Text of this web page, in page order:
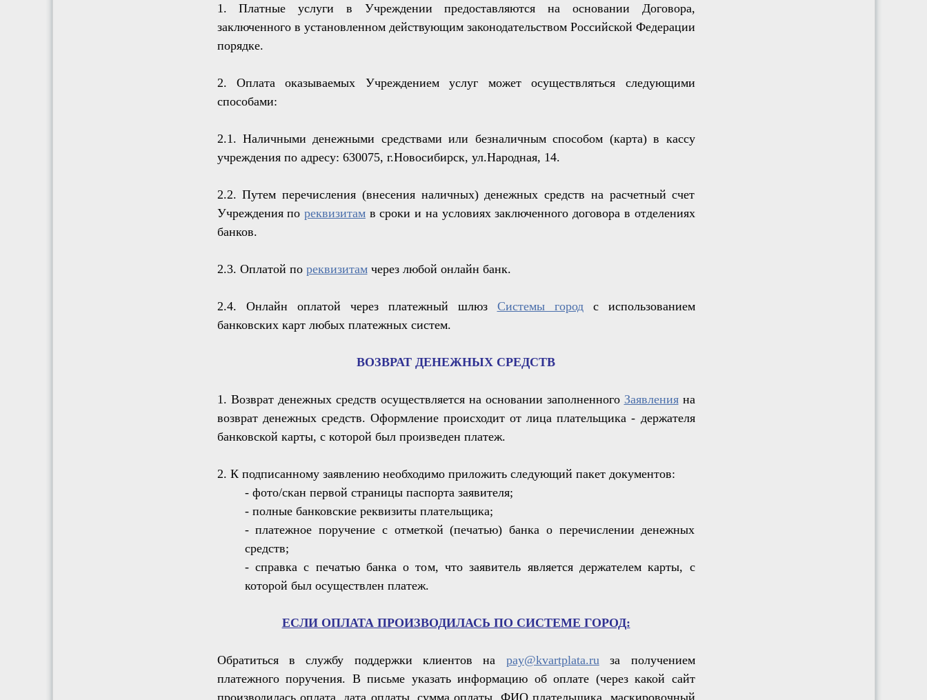
1. Платные услуги в Учреждении предоставляются на основании Договора,
заключенного в установленном действующим законодательством Российской Федерации
порядке.
2. Оплата оказываемых Учреждением услуг может осуществляться следующими
способами:
2.1. Наличными денежными средствами или безналичным способом (карта) в кассу
учреждения по адресу: 630075, г.Новосибирск, ул.Народная, 14.
2.2. Путем перечисления (внесения наличных) денежных средств на расчетный счет
Учреждения по реквизитамв сроки и на условиях заключенного договора в отделениях
банков.
2.3. Оплатой по реквизитамчерез любой онлайн банк.
2.4. Онлайн оплатой через платежный шлюз Системы городс использованием
банковских карт любых платежных систем.
ВОЗВРАТ ДЕНЕЖНЫХ СРЕДСТВ
1. Возврат денежных средств осуществляется на основании заполненного Заявленияна
возврат денежных средств. Оформление происходит от лица плательщика - держателя
банковской карты, с которой был произведен платеж.
2. К подписанному заявлению необходимо приложить следующий пакет документов:
- фото/скан первой страницы паспорта заявителя;
- полные банковские реквизиты плательщика;
- платежное поручение с отметкой (печатью) банка о перечислении денежных
средств;
- справка с печатью банка о том, что заявитель является держателем карты, с
которой был осуществлен платеж.
ЕСЛИ ОПЛАТА ПРОИЗВОДИЛАСЬ ПО СИСТЕМЕ ГОРОД:
Обратиться в службу поддержки клиентов на pay@kvartplata.ru за получением
платежного поручения. В письме указать информацию об оплате (через какой сайт
производилась оплата, дата оплаты, сумма оплаты, ФИО плательщика, маскировочный